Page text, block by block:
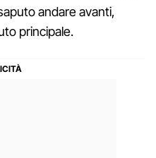
andare avanti,
principale.